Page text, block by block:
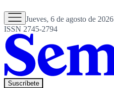
Jueves, 6 de agosto de 2026
ISSN 2745-2794
Suscríbete